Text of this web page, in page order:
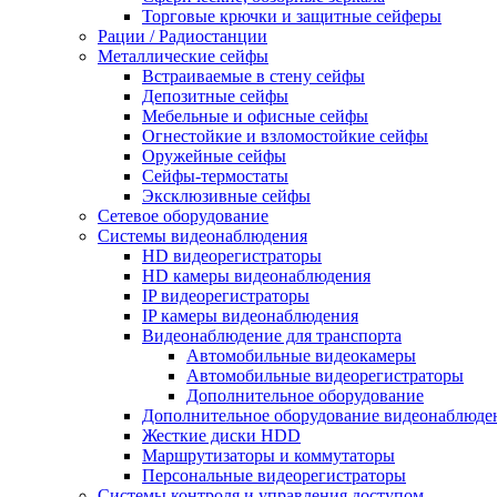
Торговые крючки и защитные сейферы
Рации / Радиостанции
Металлические сейфы
Встраиваемые в стену сейфы
Депозитные сейфы
Мебельные и офисные сейфы
Огнестойкие и взломостойкие сейфы
Оружейные сейфы
Сейфы-термостаты
Эксклюзивные сейфы
Сетевое оборудование
Системы видеонаблюдения
HD видеорегистраторы
HD камеры видеонаблюдения
IP видеорегистраторы
IP камеры видеонаблюдения
Видеонаблюдение для транспорта
Автомобильные видеокамеры
Автомобильные видеорегистраторы
Дополнительное оборудование
Дополнительное оборудование
Жесткие диски HDD
Маршрутизаторы и коммутаторы
Персональные видеорегистраторы